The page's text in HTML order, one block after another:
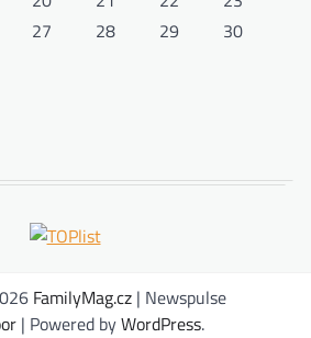
27 28 29
30
FamilyMag.cz | Newspulse
| Powered byWordPress.